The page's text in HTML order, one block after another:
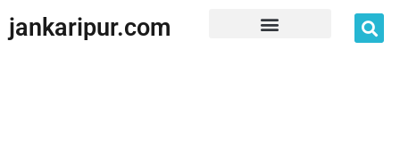
jankaripur.com